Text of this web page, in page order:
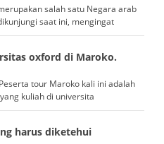
salah satu Negara arab
saat ini, mengingat
oxford di Maroko.
tour Maroko kali ini adalah
kuliah di universita
harus diketehui